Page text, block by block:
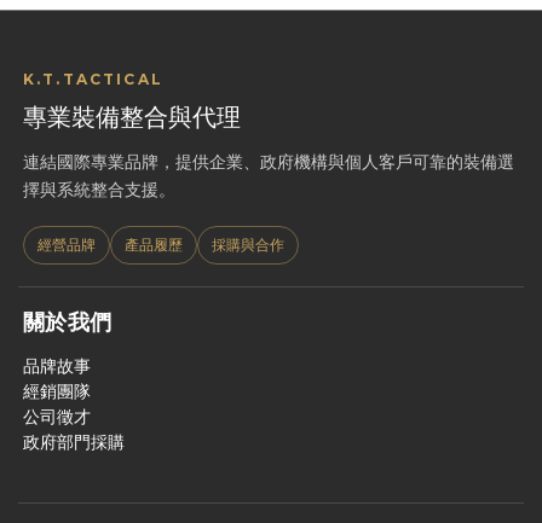
K.T.TACTICAL
專業裝備整合與代理
連結國際專業品牌，提供企業、政府機構與個人客戶可靠的裝備選
擇與系統整合支援。
經營品牌 產品履歷 採購與合作
關於我們
品牌故事
經銷團隊
公司徵才
政府部門採購